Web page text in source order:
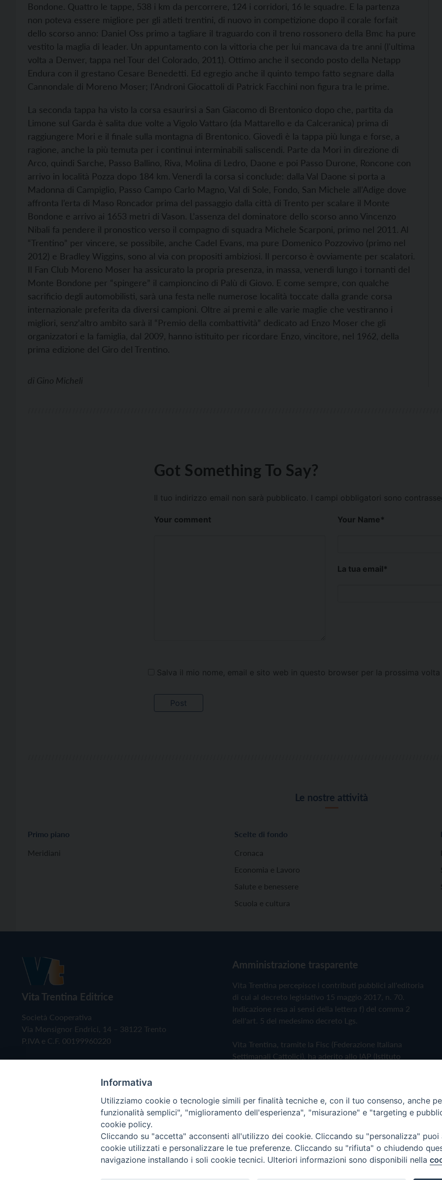
Bondone. Quattro le tappe, 538 i km da percorrere, 124 i corridori, 16 le squadre. E la partenza
non poteva essere migliore per gli atleti trentini, di nuovo in competizione dopo il corale forfait
dello scorso anno: Daniel Oss primo a tagliare il traguardo con il treno rossonero della Bmc ha pure
vestito la maglia di leader. Un appuntamento con la vittoria che per lui mancava da tre anni (l'ultima
volta a Denver, tappa nel Tour del Colorado, 2011). Ottimo anche il secondo posto della Netapp
Endura con il grestano Cesare Benedetti. Ed egregio anche il quinto tempo fatto segnare dalla
Cannondale di Moreno Moser; l'Androni Giocattoli di Patrick Facchini non figura tra le prime.
La seconda tappa ha visto la corsa esaurirsi a San Giacomo di Brentonico dopo che, partita da
Limone sul Garda è salita due volte a Vigolo Vattaro (da Mattarello e da Calceranica) prima di
raggiungere Mori e il finale sulla montagna di Brentonico. Giovedì è la tappa più lunga e forse, a
ragione, anche la più temuta per i continui interminabili saliscendi. Parte da Mori in direzione di
Arco, quindi Sarche, Passo Ballino, Riva, Molina di Ledro, Daone e poi Passo Durone, Roncone con
arrivo in località Pozza dopo 184 km. Venerdì la corsa si conclude: dalla Val Daone si porta a
Madonna di Campiglio, Passo Campo Carlo Magno, Val di Sole, Fondo, San Michele all’Adige dove
affronta l’erta di Maso Roncador prima del passaggio dalla città di Trento per scalare il Monte
Bondone e arrivo ai 1653 metri di Vason. L’assenza del dominatore dello scorso anno Vincenzo
Nibali fa pendere il pronostico verso il compagno di squadra Michele Scarponi, primo nel 2011. Al
“Trentino” per vincere, se possibile, anche Cadel Evans, ma pure Domenico Pozzovivo (primo nel
2012) e Bradley Wiggins, sono al via con propositi ambiziosi. Il percorso è ovviamente per scalatori.
Il Fan Club Moreno Moser ha assicurato la propria presenza, in massa, venerdì lungo i tornanti del
Monte Bondone per “spingere” il campioncino di Palù di Giovo. E come sempre, con qualche
sacrificio degli automobilisti, sarà una festa nelle numerose località toccate dalla grande corsa
internazionale preferita da diversi campioni. Oltre ai premi e alle varie maglie che vestiranno i
migliori, senz’altro ambito sarà il “Premio della combattività” dedicato ad Enzo Moser che gli
organizzatori e la famiglia, dal 2009, hanno istituito per ricordare Enzo, vincitore, nel 1962, della
prima edizione del Giro del Trentino.
di Gino Micheli
Got Something To Say?
Il tuo indirizzo email non sarà pubblicato. I campi obbligatori sono
Your comment Your Name*
La tua email*
Salva il mio nome, email e sito web in questo browser per la prossima volta
Le nostre attività
Primo piano
Meridiani
Scelte di fondo
Cronaca
Economia e Lavoro
Salute e benessere
Scuola e cultura
Vita Trentina Editrice
Società Cooperativa
Via Monsignor Endrici, 14 – 38122 Trento
P.IVA e C.F. 00199960220
Amministrazione trasparente
Vita Trentina percepisce i contributi pubblici all'editoria
di cui al decreto legislativo 15 maggio 2017, n. 70.
Indicazione resa ai sensi della lettera f) del comma 2
dell'art. 5 del medesimo decreto Lgs.
Vita Trentina, tramite la Fisc (Federazione Italiana
Settimanali Cattolici), ha aderito allo IAP (Istituto
Privacy Policy Cookie Policy
Copyright © 2019 - Tutti i diritti riservati - Vita Trentina Editrice
Informativa
Utilizziamo cookie o tecnologie simili per finalità tecniche e, con il tuo consenso, anche
funzionalità semplici", "miglioramento dell'esperienza", "misurazione" e "targeting e
cookie policy.
Cliccando su "accetta" acconsenti all'utilizzo dei cookie. Cliccando su "personalizza"
cookie utilizzati e personalizzare le tue preferenze. Cliccando su "rifiuta" o chiudendo
navigazione installando i soli cookie tecnici. Ulteriori informazioni sono disponibili nella